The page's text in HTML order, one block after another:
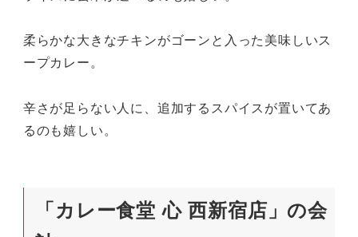
柔らかな大きなチキンがゴーンと入った美味しいス
ープカレー。
辛さが足らない人に、追加するスパイスが置いてあ
るのも嬉しい。
「カレー食堂 心 西新宿店」の会